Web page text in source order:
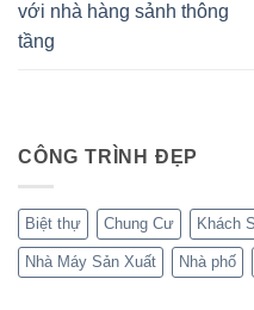
với nhà hàng sảnh thông
tầng
CÔNG TRÌNH ĐẸP
Biệt thự Chung Cư Khách
Nhà Máy Sản Xuất Nhà phố